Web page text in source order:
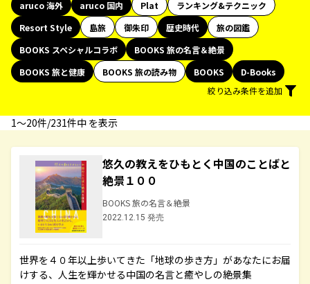
aruco 海外
aruco 国内 Plat
ランキング&テクニック
Resort Style
島旅 御朱印 歴史時代
旅の図鑑
BOOKS スペシャルコラボ
BOOKS 旅の名言＆絶景
BOOKS 旅と健康
BOOKS 旅の読み物 BOOKS
D-Books
絞り込み条件を追加
1〜20件/231件中 を表示
悠久の教えをひもとく中国のことばと
絶景１００
BOOKS 旅の名言＆絶景
2022.12.15 発売
世界を４０年以上歩いてきた「地球の歩き方」があなたにお届
けする、人生を輝かせる中国の名言と癒やしの絶景集